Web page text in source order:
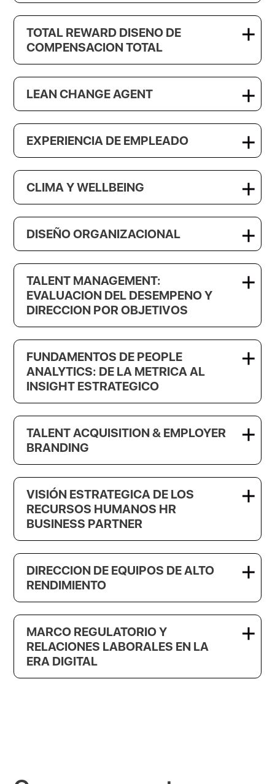
TOTAL REWARD DISENO DE
COMPENSACION TOTAL
LEAN CHANGE AGENT
EXPERIENCIA DE EMPLEADO
CLIMA Y WELLBEING
DISEÑO ORGANIZACIONAL
TALENT MANAGEMENT:
EVALUACION DEL DESEMPENO Y
DIRECCION POR OBJETIVOS
FUNDAMENTOS DE PEOPLE
ANALYTICS: DE LA METRICA AL
INSIGHT ESTRATEGICO
TALENT ACQUISITION & EMPLOYER
BRANDING
VISIÓN ESTRATEGICA DE LOS
RECURSOS HUMANOS HR
BUSINESS PARTNER
DIRECCION DE EQUIPOS DE ALTO
RENDIMIENTO
MARCO REGULATORIO Y
RELACIONES LABORALES EN LA
ERA DIGITAL